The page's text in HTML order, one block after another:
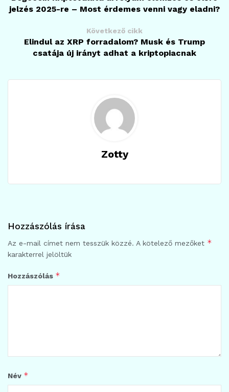
jelzés 2025-re – Most érdemes venni vagy eladni?
Következő cikk
Elindul az XRP forradalom? Musk és Trump
csatája új irányt adhat a kriptopiacnak
Zotty
Hozzászólás írása
Az e-mail címet nem tesszük közzé. A kötelező mezőket *
karakterrel jelöltük
Hozzászólás *
Név *